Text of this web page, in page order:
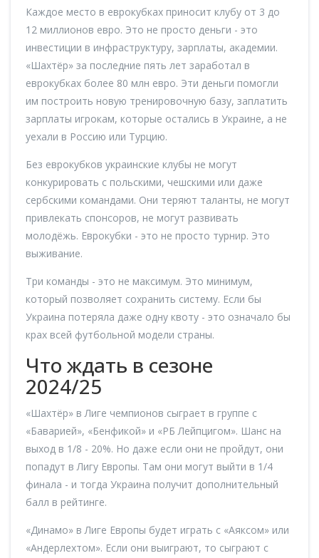
Каждое место в еврокубках приносит клубу от 3 до
12 миллионов евро. Это не просто деньги - это
инвестиции в инфраструктуру, зарплаты, академии.
«Шахтёр» за последние пять лет заработал в
еврокубках более 80 млн евро. Эти деньги помогли
им построить новую тренировочную базу, заплатить
зарплаты игрокам, которые остались в Украине, а не
уехали в Россию или Турцию.
Без еврокубков украинские клубы не могут
конкурировать с польскими, чешскими или даже
сербскими командами. Они теряют таланты, не могут
привлекать спонсоров, не могут развивать
молодёжь. Еврокубки - это не просто турнир. Это
выживание.
Три команды - это не максимум. Это минимум,
который позволяет сохранить систему. Если бы
Украина потеряла даже одну квоту - это означало бы
крах всей футбольной модели страны.
Что ждать в сезоне
2024/25
«Шахтёр» в Лиге чемпионов сыграет в группе с
«Баварией», «Бенфикой» и «РБ Лейпцигом». Шанс на
выход в 1/8 - 20%. Но даже если они не пройдут, они
попадут в Лигу Европы. Там они могут выйти в 1/4
финала - и тогда Украина получит дополнительный
балл в рейтинге.
«Динамо» в Лиге Европы будет играть с «Аяксом» или
«Андерлехтом». Если они выиграют, то сыграют с